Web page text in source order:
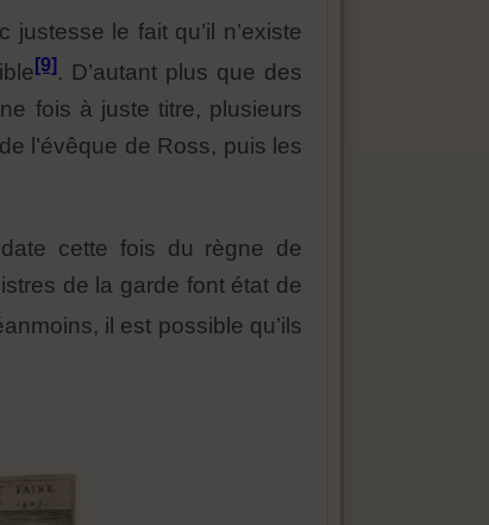
justesse le fait qu’il n’existe
[9] . D’autant plus que des
fois à juste titre, plusieurs
de l’évêque de Ross, puis les
cette fois du règne de
de la garde font état de
il est possible qu’ils